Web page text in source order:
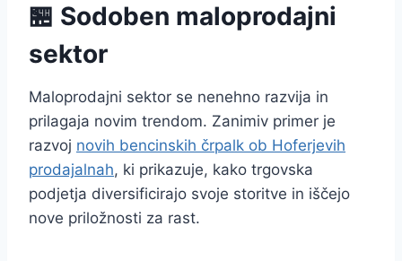
🏪 Sodoben maloprodajni
sektor
Maloprodajni sektor se nenehno razvija in
prilagaja novim trendom. Zanimiv primer je
razvoj novih bencinskih črpalk ob Hoferjevih
prodajalnah, ki prikazuje, kako trgovska
podjetja diversificirajo svoje storitve in iščejo
nove priložnosti za rast.